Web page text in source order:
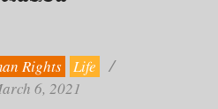
Rights Life
6, 2021